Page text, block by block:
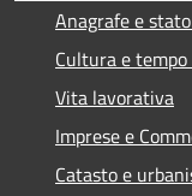
Anagrafe e
Cultura e
Vita lavorativa
Imprese e
Catasto e